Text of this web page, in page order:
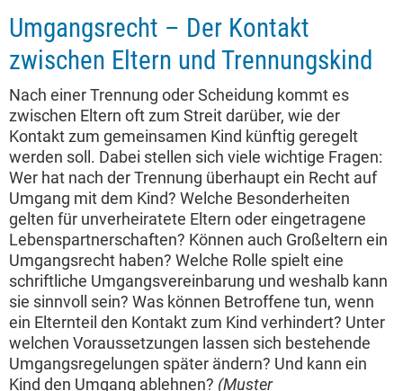
Umgangsrecht – Der Kontakt
zwischen Eltern und Trennungskind
Nach einer Trennung oder Scheidung kommt es
zwischen Eltern oft zum Streit darüber, wie der
Kontakt zum gemeinsamen Kind künftig geregelt
werden soll. Dabei stellen sich viele wichtige Fragen:
Wer hat nach der Trennung überhaupt ein Recht auf
Umgang mit dem Kind? Welche Besonderheiten
gelten für unverheiratete Eltern oder eingetragene
Lebenspartnerschaften? Können auch Großeltern ein
Umgangsrecht haben? Welche Rolle spielt eine
schriftliche Umgangsvereinbarung und weshalb kann
sie sinnvoll sein? Was können Betroffene tun, wenn
ein Elternteil den Kontakt zum Kind verhindert? Unter
welchen Voraussetzungen lassen sich bestehende
Umgangsregelungen später ändern? Und kann ein
Kind den Umgang ablehnen? (Muster